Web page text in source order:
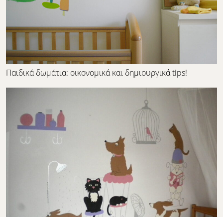
Παιδικά δωμάτια: οικονομικά και δημιουργικά tips!